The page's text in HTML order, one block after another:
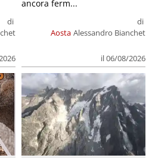
di
Aosta
di
Alessandro Bianchet
il 06/08/2026
ancora ferm...